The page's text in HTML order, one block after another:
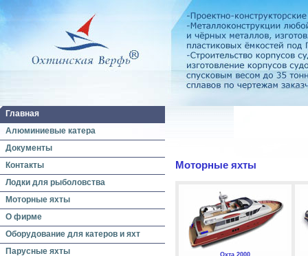
Главная
Алюминиевые катера
Документы
Контакты
Лодки для рыболовства
Моторные яхты
О фирме
Оборудование для катеров и яхт
Парусные яхты
Моторные яхты